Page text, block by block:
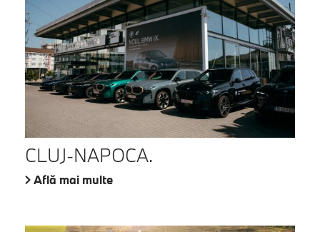
CLUJ-NAPOCA.
Află mai multe